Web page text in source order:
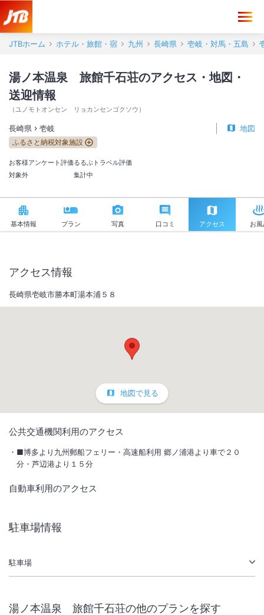
JTBホーム ホテル・旅館・宿 九州 長崎県 壱岐・対馬・五島
湯ノ本温泉 旅館千石荘のアクセス・地図・
送迎情報
（ユノモトオンセン リョカンセンゴクソウ ）
長崎県 壱岐 地図
ふるさと納税対象施設
お客様アンケート評価
対象外
るるぶトラベル評価
集計中
基本情報 プラン 写真 口コミ アクセス お
民派のアットホーム宿で壱岐島の観光の拠点に最適です♪
アクセス情報
長崎県壱岐市勝本町湯本浦５８
地図で見る
公共交通機関利用のアクセス
■博多より九州郵船フェリー・高速船利用 郷ノ浦港より車で２０
分・芦辺港より１５分
自動車利用のアクセス
駐車場情報
駐車場
湯ノ本温泉 旅館千石荘の他のプランを探す